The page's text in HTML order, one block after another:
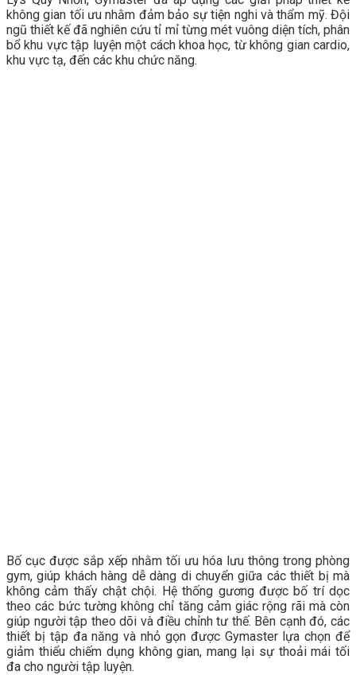
không gian tối ưu nhằm đảm bảo sự tiện nghi và thẩm mỹ. Đội
ngũ thiết kế đã nghiên cứu tỉ mỉ từng mét vuông diện tích, phân
bổ khu vực tập luyện một cách khoa học, từ không gian cardio,
khu vực tạ, đến các khu chức năng.
Bố cục được sắp xếp nhằm tối ưu hóa lưu thông trong phòng
gym, giúp khách hàng dễ dàng di chuyển giữa các thiết bị mà
không cảm thấy chật chội. Hệ thống gương được bố trí dọc
theo các bức tường không chỉ tăng cảm giác rộng rãi mà còn
giúp người tập theo dõi và điều chỉnh tư thế. Bên cạnh đó, các
thiết bị tập đa năng và nhỏ gọn được Gymaster lựa chọn để
giảm thiểu chiếm dụng không gian, mang lại sự thoải mái tối
đa cho người tập luyện.